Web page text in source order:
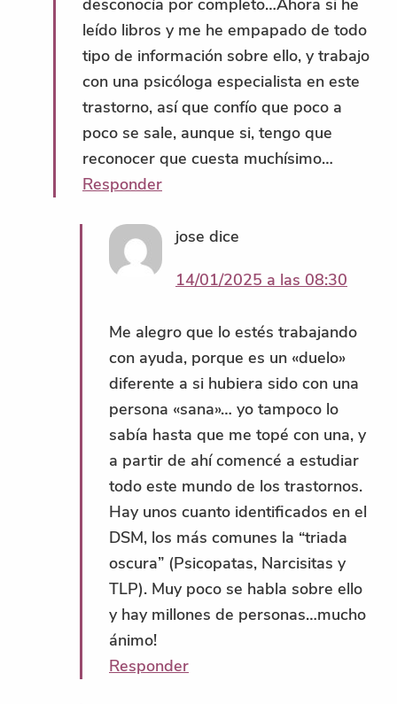
desconocía por completo…Ahora si he
leído libros y me he empapado de todo
tipo de información sobre ello, y trabajo
con una psicóloga especialista en este
trastorno, así que confío que poco a
poco se sale, aunque si, tengo que
reconocer que cuesta muchísimo…
Responder
jose dice
14/01/2025 a las 08:30
Me alegro que lo estés trabajando
con ayuda, porque es un «duelo»
diferente a si hubiera sido con una
persona «sana»… yo tampoco lo
sabía hasta que me topé con una, y
a partir de ahí comencé a estudiar
todo este mundo de los trastornos.
Hay unos cuanto identificados en el
DSM, los más comunes la “triada
oscura” (Psicopatas, Narcisitas y
TLP). Muy poco se habla sobre ello
y hay millones de personas…mucho
ánimo!
Responder